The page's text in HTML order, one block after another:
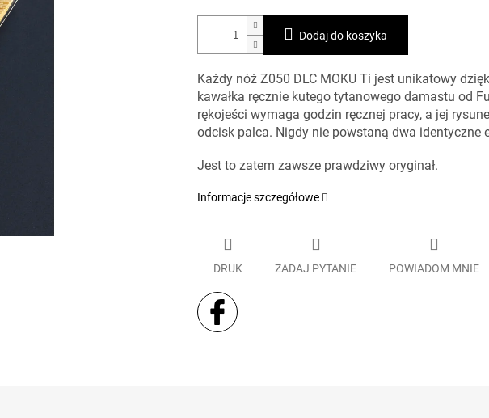
Dodaj do koszyka
Każdy nóż Z050 DLC MOKU Ti jest unikatowy
kawałka ręcznie kutego tytanowego damastu od
rękojeści wymaga godzin ręcznej pracy, a jej
odcisk palca. Nigdy nie powstaną dwa identyczne
Jest to zatem zawsze prawdziwy oryginał.
Informacje szczegółowe
DRUK ZADAJ PYTANIE POWIADOM MNIE